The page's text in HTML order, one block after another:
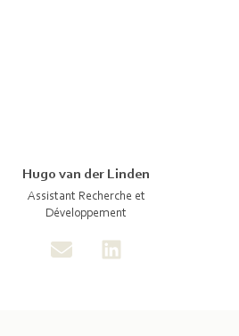
Hugo van der Linden
Assistant Recherche et
Développement